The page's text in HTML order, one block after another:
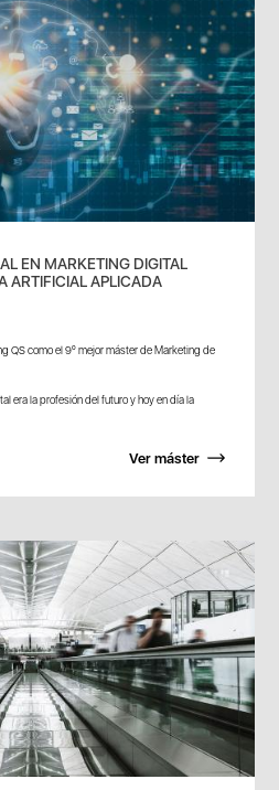
EN MARKETING DIGITAL
ARTIFICIAL APLICADA
QS como el 9º mejor máster de Marketing de
era la profesión del futuro y hoy en día la
Ver máster